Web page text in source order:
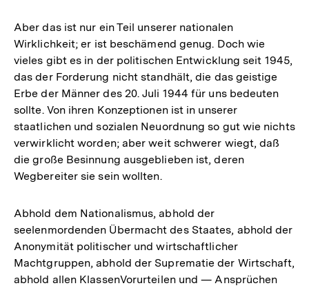
Aber das ist nur ein Teil unserer nationalen
Wirklichkeit; er ist beschämend genug. Doch wie
vieles gibt es in der politischen Entwicklung seit 1945,
das der Forderung nicht standhält, die das geistige
Erbe der Männer des 20. Juli 1944 für uns bedeuten
sollte. Von ihren Konzeptionen ist in unserer
staatlichen und sozialen Neuordnung so gut wie nichts
verwirklicht worden; aber weit schwerer wiegt, daß
die große Besinnung ausgeblieben ist, deren
Wegbereiter sie sein wollten.
Abhold dem Nationalismus, abhold der
seelenmordenden Übermacht des Staates, abhold der
Anonymität politischer und wirtschaftlicher
Machtgruppen, abhold der Suprematie der Wirtschaft,
abhold allen KlassenVorurteilen und — Ansprüchen